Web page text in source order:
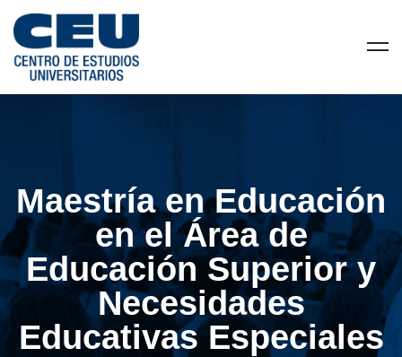
Maestría en Educación
en el Área de
Educación Superior y
Necesidades
Educativas Especiales